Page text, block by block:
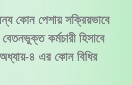
কোন পেশায় সক্রিয়ভাবে
কর্মচারী হিসাবে
৪ এর কোন বিধির